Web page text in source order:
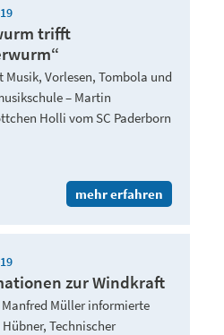
trifft
Vorlesen, Tombola und
– Martin
Holli vom SC Paderborn
mehr erfahren
zur Windkraft
Müller informierte
Technischer